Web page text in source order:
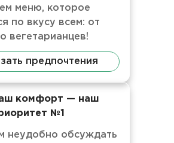
меню, которое
по вкусу всем: от
вегетарианцев!
предпочтения
комфорт — наш
№1
неудобно обсуждать